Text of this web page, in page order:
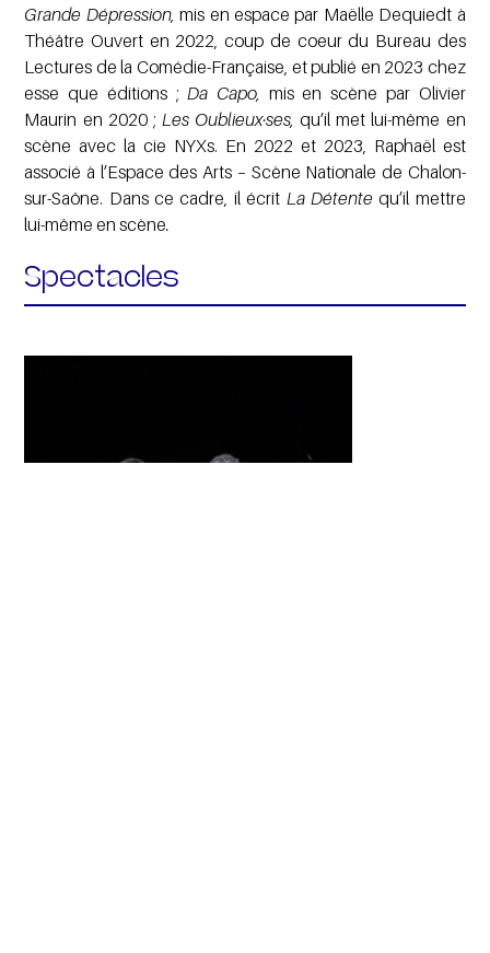
Grande Dépression,mis en espace par Maëlle Dequiedt à
Théâtre Ouvert en 2022, coup de coeur du Bureau des
Lectures de la Comédie-Française, et publié en 2023 chez
esse que éditions; Da Capo, mis en scène par Olivier
Maurin en 2020 ; Les Oublieux·ses,qu’il met lui-même en
scène avec la cie NYXs. En 2022 et 2023, Raphaël est
associé à l’Espace des Arts – Scène Nationale de Chalon-
sur-Saône. Dans ce cadre, il écrit La Détentequ’il mettre
lui-même en scène.
Spectacles